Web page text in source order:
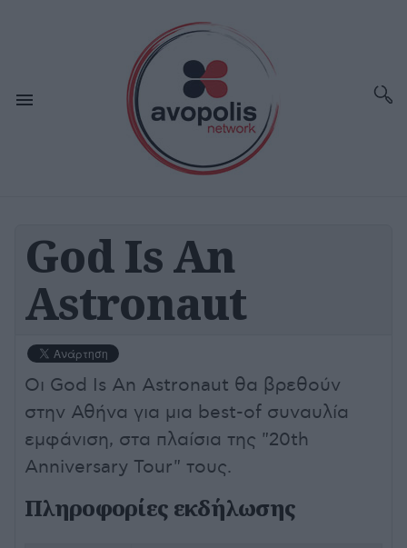
God Is An
Astronaut
Οι God Is An Astronaut θα βρεθούν
στην Αθήνα για μια best-of συναυλία
εμφάνιση, στα πλαίσια της "20th
Anniversary Tour" τους.
Πληροφορίες εκδήλωσης